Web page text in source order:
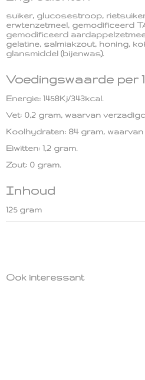
suiker, glucosestroop,
erwtenzetmeel, gemodificeerd
gemodificeerd
gelatine, salmiakzout, honing,
glansmiddel (bijenwas).
Voedingswaarde per
Energie: 1458Kj/343kcal.
Vet: 0,2 gram, waarvan
Koolhydraten: 84 gram, waarvan
Eiwitten: 1,2 gram.
Zout: 0 gram.
Inhoud
125 gram
Ook interessant